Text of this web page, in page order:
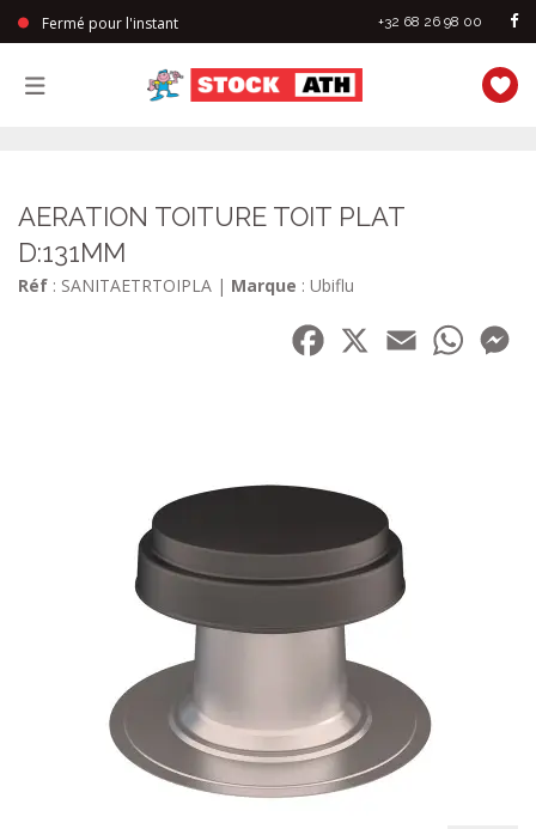
Fermé pour l'instant +32 68 26 98 00
AERATION TOITURE TOIT PLAT
D:131MM
Réf : SANITAETRTOIPLA | Marque : Ubiflu
Facebook
Email